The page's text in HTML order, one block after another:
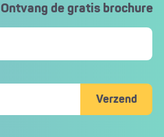
Ontvang de gratis brochure
Verzend